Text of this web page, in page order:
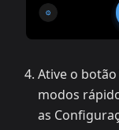
Ative o botão
modos
as